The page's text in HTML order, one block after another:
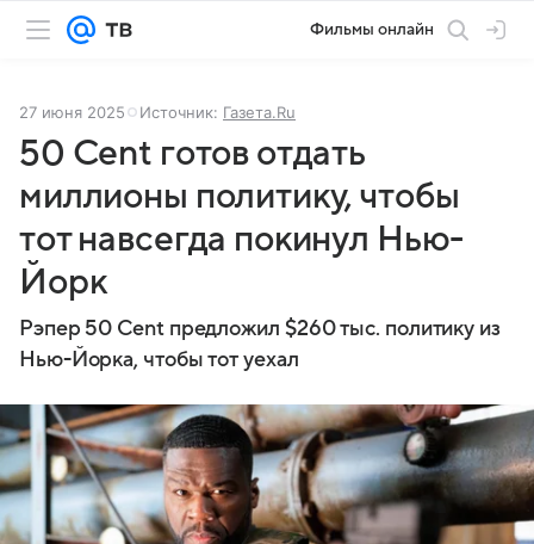
Фильмы онлайн
27 июня 2025 Источник: Газета.Ru
50 Cent готов отдать
миллионы политику, чтобы
тот навсегда покинул Нью-
Йорк
Рэпер 50 Cent предложил $260 тыс. политику из
Нью-Йорка, чтобы тот уехал